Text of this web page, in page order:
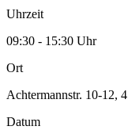
Uhrzeit
09:30 - 15:30 Uhr
Ort
Achtermannstr. 10-12, 4
Datum